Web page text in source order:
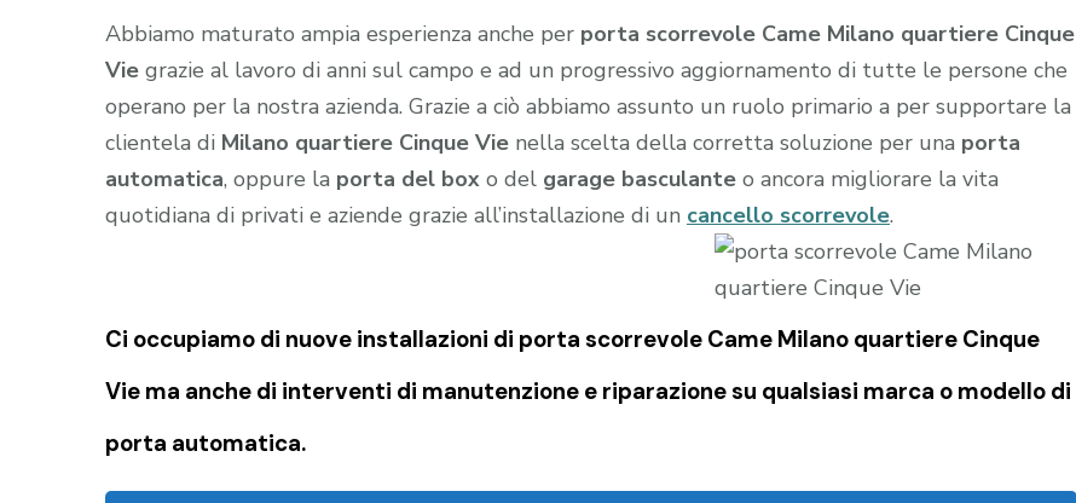
Abbiamo maturato ampia esperienza anche per porta scorrevole Came Milano quartiere Cinque
Vie grazie al lavoro di anni sul campo e ad un progressivo aggiornamento di tutte le persone che
operano per la nostra azienda. Grazie a ciò abbiamo assunto un ruolo primario a per supportare la
clientela di Milano quartiere Cinque Vie nella scelta della corretta soluzione per una porta
automatica, oppure la porta del box o del garage basculante o ancora migliorare la vita
quotidiana di privati e aziende grazie all’installazione di un cancello scorrevole.
Ci occupiamo di nuove installazioni di porta scorrevole Came Milano quartiere Cinque
Vie ma anche di interventi di manutenzione e riparazione su qualsiasi marca o modello di
porta automatica.